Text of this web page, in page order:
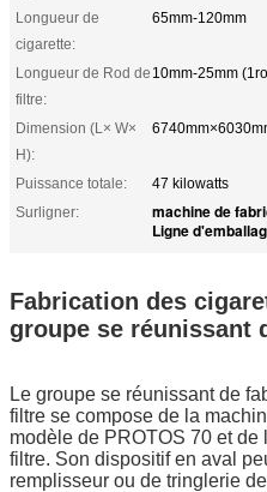
Longueur de
cigarette:
65mm-120mm
Longueur de Rod de
filtre:
10mm-25mm
Dimension (L× W×
H):
Puissance totale:
47 kilowatts
Surligner:
machine de
Ligne
Fabrication des
groupe se réunissant
Le groupe se réunissant de
filtre se compose de la
modèle de PROTOS 70 et
filtre. Son dispositif en aval
remplisseur ou de tringlerie